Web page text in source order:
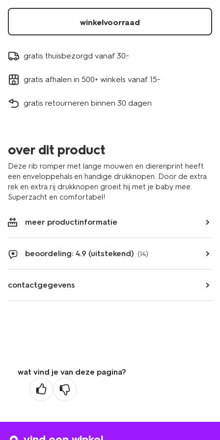
winkelvoorraad
gratis thuisbezorgd vanaf 30.-
gratis afhalen in 500+ winkels vanaf 15.-
gratis retourneren binnen 30 dagen
over dit product
Deze rib romper met lange mouwen en dierenprint heeft
een enveloppehals en handige drukknopen. Door de extra
rek en extra rij drukknopen groeit hij met je baby mee.
Superzacht en comfortabel!
meer productinformatie
beoordeling: 4.9 (uitstekend) (14)
contactgegevens
wat vind je van deze pagina?